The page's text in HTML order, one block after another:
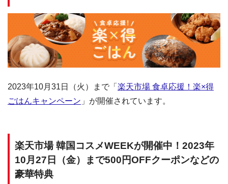
2023年10月31日（火）まで「 楽天市場 食卓応援！楽×得
ごはんキャンペーン 」が開催されています。
楽天市場 韓国コスメWEEKが開催中！2023年
10月27日（金）まで500円OFFクーポンなどの
豪華特典